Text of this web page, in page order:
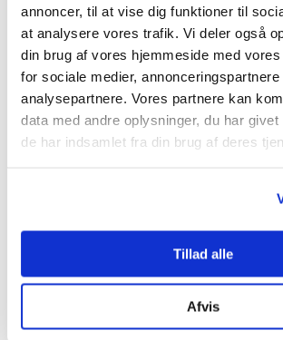
annoncer, til at vise dig funktioner til
at analysere vores trafik. Vi deler også
din brug af vores hjemmeside med
for sociale medier, annonceringspartnere
analysepartnere. Vores partnere kan
data med andre oplysninger, du har
de har indsamlet fra din brug af deres
Tillad alle
Afvis
Vi hjælper dig med at vælge
model – både teknisk og
lovgivningsmæssigt – og
funktionel løsning, du kan